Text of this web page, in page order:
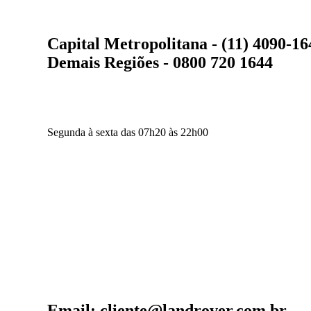
Capital Metropolitana - (11) 4090-
Demais Regiões - 0800 720 1644
Segunda à sexta das 07h20 às 22h00